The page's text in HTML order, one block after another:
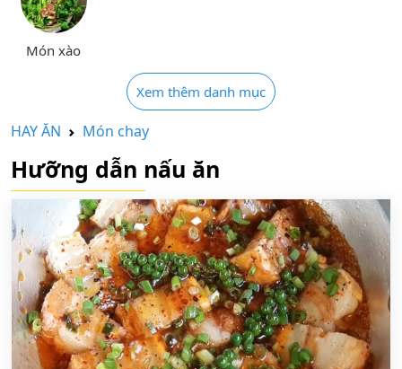
Món xào
Xem thêm danh mục
HAY ĂN Món chay
Hưỡng dẫn nấu ăn